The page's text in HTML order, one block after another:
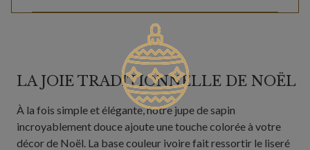
LA JOIE TRADITIONNELLE DE NOËL
À la fois simple et élégante, notre jupe de sapin
incroyablement douce ajoute une touche colorée à votre
décor de Noël. La base couleur ivoire fait ressortir le liseré